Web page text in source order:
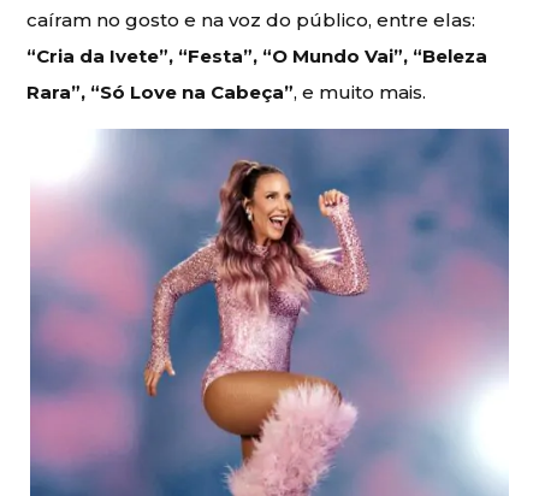
caíram no gosto e na voz do público, entre elas:
“Cria da Ivete”, “Festa”, “O Mundo Vai”, “Beleza
Rara”, “Só Love na Cabeça”, e muito mais.